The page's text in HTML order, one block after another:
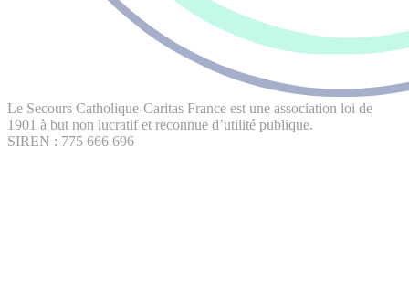
Le Secours Catholique-Caritas France est une association loi de
1901 à but non lucratif et reconnue d’utilité publique.
SIREN : 775 666 696